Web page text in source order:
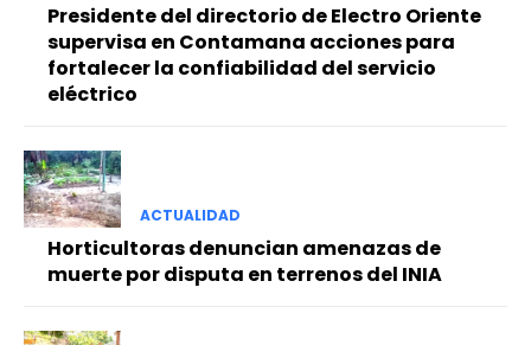
Presidente del directorio de Electro Oriente
supervisa en Contamana acciones para
fortalecer la confiabilidad del servicio
eléctrico
ACTUALIDAD
Horticultoras denuncian amenazas de
muerte por disputa en terrenos del INIA